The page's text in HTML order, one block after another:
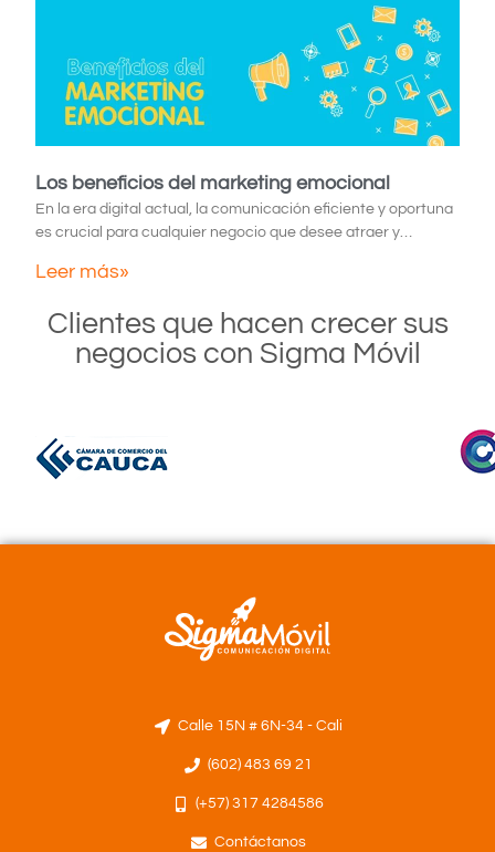
Los beneficios del marketing emocional
En la era digital actual, la comunicación eficiente y oportuna
es crucial para cualquier negocio que desee atraer y…
Leer más»
Clientes que hacen crecer sus
negocios con Sigma Móvil
Calle 15N # 6N-34 - Cali
(602) 483 69 21
(+57) 317 4284586
Contáctanos